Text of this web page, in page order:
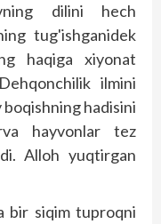
dilini hech
tug'ishganidek
haqiga xiyonat
ilmini
boqishning hadisini
hayvonlar tez
Alloh yuqtirgan
bir siqim tuproqni